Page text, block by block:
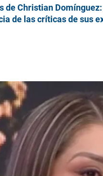
de Christian
de las críticas de sus